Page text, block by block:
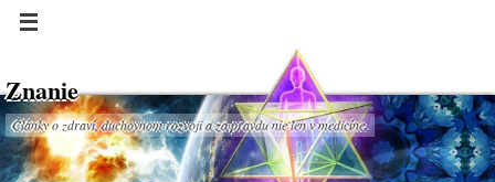
Znanie
Články o zdraví, duchovnom rozvoji a za pravdu nie len v medicíne.